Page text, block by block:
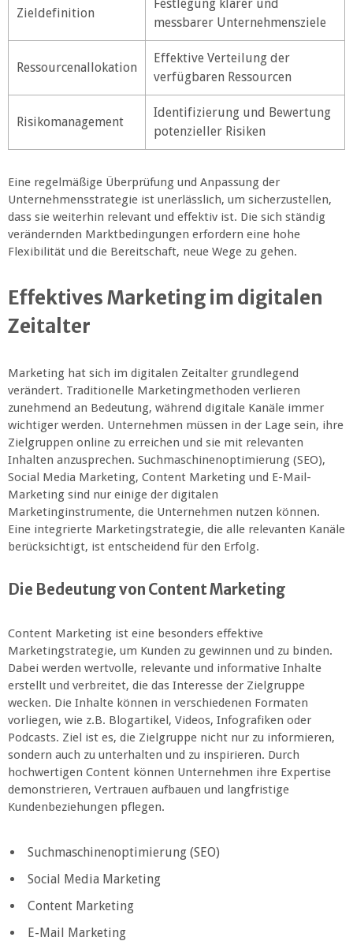
Zieldefinition
Festlegung klarer und
messbarer Unternehmensziele
Ressourcenallokation
Effektive Verteilung der
verfügbaren Ressourcen
Risikomanagement
Identifizierung und Bewertung
potenzieller Risiken
Eine regelmäßige Überprüfung und Anpassung der
Unternehmensstrategie ist unerlässlich, um sicherzustellen,
dass sie weiterhin relevant und effektiv ist. Die sich ständig
verändernden Marktbedingungen erfordern eine hohe
Flexibilität und die Bereitschaft, neue Wege zu gehen.
Effektives Marketing im digitalen
Zeitalter
Marketing hat sich im digitalen Zeitalter grundlegend
verändert. Traditionelle Marketingmethoden verlieren
zunehmend an Bedeutung, während digitale Kanäle immer
wichtiger werden. Unternehmen müssen in der Lage sein, ihre
Zielgruppen online zu erreichen und sie mit relevanten
Inhalten anzusprechen. Suchmaschinenoptimierung (SEO),
Social Media Marketing, Content Marketing und E-Mail-
Marketing sind nur einige der digitalen
Marketinginstrumente, die Unternehmen nutzen können.
Eine integrierte Marketingstrategie, die alle relevanten Kanäle
berücksichtigt, ist entscheidend für den Erfolg.
Die Bedeutung von Content Marketing
Content Marketing ist eine besonders effektive
Marketingstrategie, um Kunden zu gewinnen und zu binden.
Dabei werden wertvolle, relevante und informative Inhalte
erstellt und verbreitet, die das Interesse der Zielgruppe
wecken. Die Inhalte können in verschiedenen Formaten
vorliegen, wie z.B. Blogartikel, Videos, Infografiken oder
Podcasts. Ziel ist es, die Zielgruppe nicht nur zu informieren,
sondern auch zu unterhalten und zu inspirieren. Durch
hochwertigen Content können Unternehmen ihre Expertise
demonstrieren, Vertrauen aufbauen und langfristige
Kundenbeziehungen pflegen.
Suchmaschinenoptimierung (SEO)
Social Media Marketing
Content Marketing
E-Mail Marketing